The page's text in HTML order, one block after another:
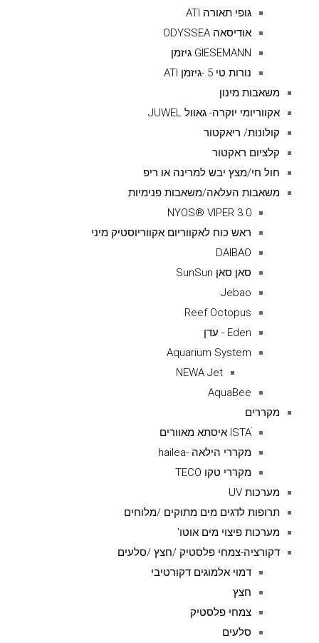
גופי תאורה ATI
אודיסאה ODYSSEA
GIESEMANN גיזמן
נורות טי 5 -גיזמן ATI
משאבות מינון
אקווריומי יוקרה- גאוול JUWEL
קולונות/ ריאקטור
קלציום ראקטור
חול חי/מצץ יבש למרינה או ריפ
משאבות העלאה/משאבות פנימיות
NYOS® VIPER 3.0
ראש כוח לאקווריום אקווריוסטיק מיני
DAIBAO
סאן סאן SunSun
Jebao
Reef Octopus
Eden - עדן
Aquarium System
NEWA Jet
AquaBee
מקררים
ISTAׁׂ איסתא מאוורים
מקררי הילאה -hailea
מקררי טקו TECO
מערכות UV
תרופות לדגים מים מתוקים /מלוחים
מערכות פיצוי מים אוטו'
דקורציה-צמחי פלסטיק /חצץ /סלעים
דמוי אלמוגים דקורטיבי
חצץ
צמחי פלסטיק
סלעים